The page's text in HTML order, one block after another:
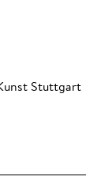
Stuttgart